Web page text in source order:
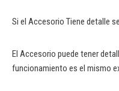
Si el Accesorio Tiene detalle
El Accesorio puede tener
funcionamiento es el mismo